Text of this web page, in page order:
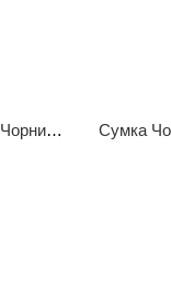
Сумка Чоловіча текстильна M&J Чорний 30х25х10 см (2356)